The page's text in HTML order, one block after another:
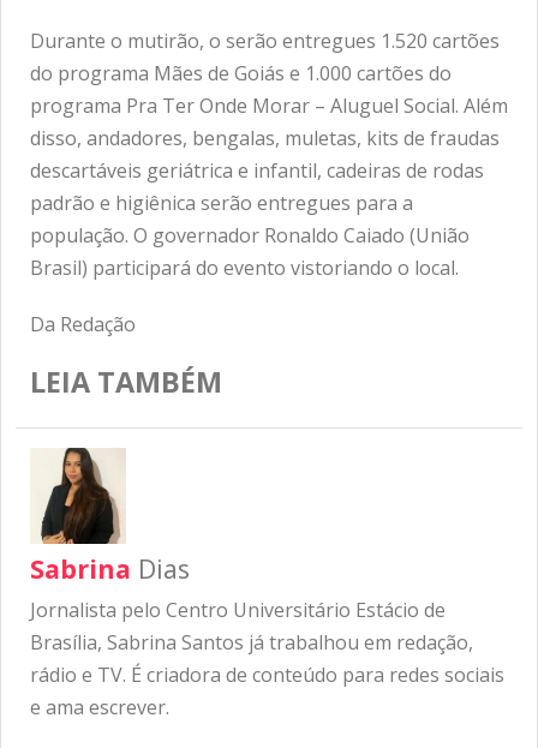
Durante o mutirão, o serão entregues 1.520 cartões
do programa Mães de Goiás e 1.000 cartões do
programa Pra Ter Onde Morar – Aluguel Social. Além
disso, andadores, bengalas, muletas, kits de fraudas
descartáveis geriátrica e infantil, cadeiras de rodas
padrão e higiênica serão entregues para a
população. O governador Ronaldo Caiado (União
Brasil) participará do evento vistoriando o local.
Da Redação
LEIA TAMBÉM
Sabrina Dias
Jornalista pelo Centro Universitário Estácio de
Brasília, Sabrina Santos já trabalhou em redação,
rádio e TV. É criadora de conteúdo para redes sociais
e ama escrever.